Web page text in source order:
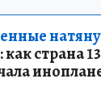
страна